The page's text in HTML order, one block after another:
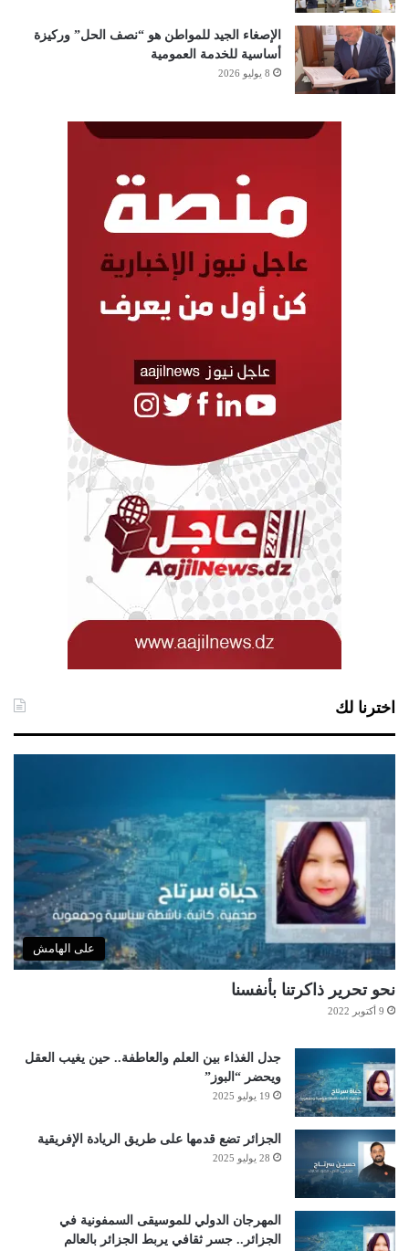
الإصغاء الجيد للمواطن هو “نصف الحل” وركيزة
أساسية للخدمة العمومية
8 يوليو 2026
اخترنا لك
على الهامش
نحو تحرير ذاكرتنا بأنفسنا
9 أكتوبر 2022
جدل الغذاء بين العلم والعاطفة.. حين يغيب العقل
ويحضر “البوز”
19 يوليو 2025
الجزائر تضع قدمها على طريق الريادة الإفريقية
28 يوليو 2025
المهرجان الدولي للموسيقى السمفونية في
الجزائر.. جسر ثقافي يربط الجزائر بالعالم